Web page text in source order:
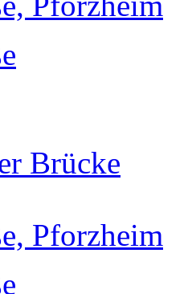
Brücke
Pforzheim